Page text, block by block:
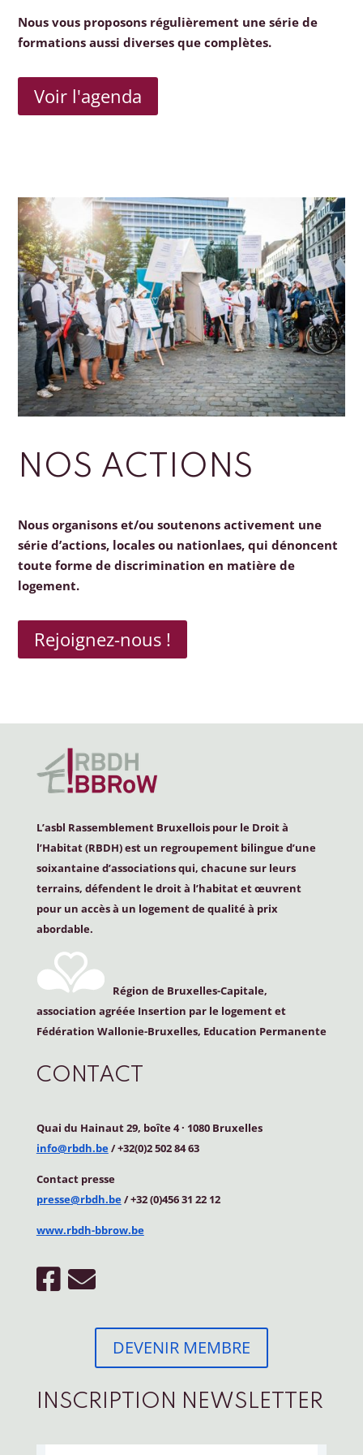
Nous vous proposons régulièrement une série de
formations aussi diverses que complètes.
Voir l'agenda
NOS ACTIONS
Nous organisons et/ou soutenons activement une
série d’actions, locales ou nationlaes, qui dénoncent
toute forme de discrimination en matière de
logement.
Rejoignez-nous !
L’asbl Rassemblement Bruxellois pour le Droit à
l’Habitat (RBDH) est un regroupement bilingue d’une
soixantaine d’associations qui, chacune sur leurs
terrains, défendent le droit à l’habitat et œuvrent
pour un accès à un logement de qualité à prix
abordable.
Région de Bruxelles-Capitale,
association agréée Insertion par le logement et
Fédération Wallonie-Bruxelles, Education Permanente
CONTACT
Quai du Hainaut 29, boîte 4· 1080 Bruxelles
info@rbdh.be/ +32(0)2 502 84 63
Contact presse
presse@rbdh.be/ +32 (0)456 31 22 12
www.rbdh-bbrow.be
DEVENIR MEMBRE
INSCRIPTION NEWSLETTER